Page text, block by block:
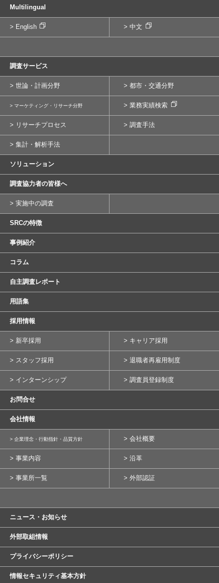
Multilingual
> English > 中文
調査サービス
> 世論・計画分野 > 都市・交通分野
> マーケティング・リサーチ分野 > 業務実績検索
> リサーチプロセス > 調査手法
> 集計・解析手法
ソリューション
調査協力者の皆様へ
> 実施中の調査
SRCの特徴
事例紹介
コラム
自主調査レポート
用語集
採用情報
> 新卒採用 > キャリア採用
> スタッフ採用 > 退職者再雇用制度
> インターンシップ > 調査員登録制度
お問合せ
会社情報
> 企業理念・行動指針・品質方針 > 会社概要
> 事業内容 > 沿革
> 事業所一覧 > 外部認証
ニュース・お知らせ
外部取組情報
プライバシーポリシー
情報セキュリティ基本方針